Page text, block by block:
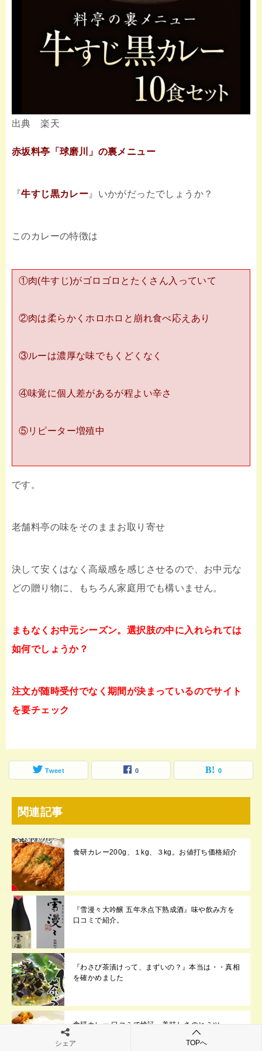
出典 楽天
赤坂料亭「球磨川」の裏メニュー
『牛すじ黒カレー 』いかがだったでしょうか？
このカレーの特徴は
①肉(牛すじ)がゴロゴロとたくさん入っていて
②肉は柔らかくホロホロと崩れ食べ応えあり
③ルーは濃厚な味でもくどくなく
④味覚に個人差があるが程よい辛さ
⑤リピーター増殖中
です。
老舗料亭の味をそのままお取り寄せ
決して安くはなく高級感を感じさせるので、お中元な
どの贈り物に、もちろん家庭用でも構いません。
まもなくお中元シーズン。選択肢の中に入れられては
如何でしょうか？
注文が随時受付でなく期間が決まっているのでサイト
を要チェック
Tweet 0 0
関連記事
食研カレー200g、１kg、３kg。お値打ち価格紹介
『雪漫々大吟醸 五年氷点下熟成酒』味や飲み方を
口コミで紹介。
『わさび茶漬けって、まずいの？』本当は・・真相
を確かめました
食研カレー 口コミで検証 美味しさのヒミツ
シェア TOPへ